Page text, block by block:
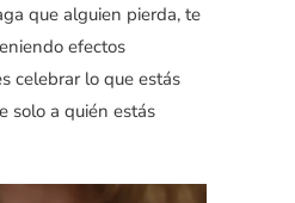
que alguien pierda, te
efectos
celebrar lo que estás
solo a quién estás